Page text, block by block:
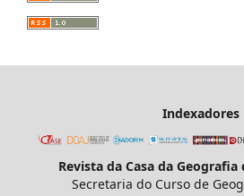
Indexadores
Revista da Casa da Geografia
Secretaria do Curso de